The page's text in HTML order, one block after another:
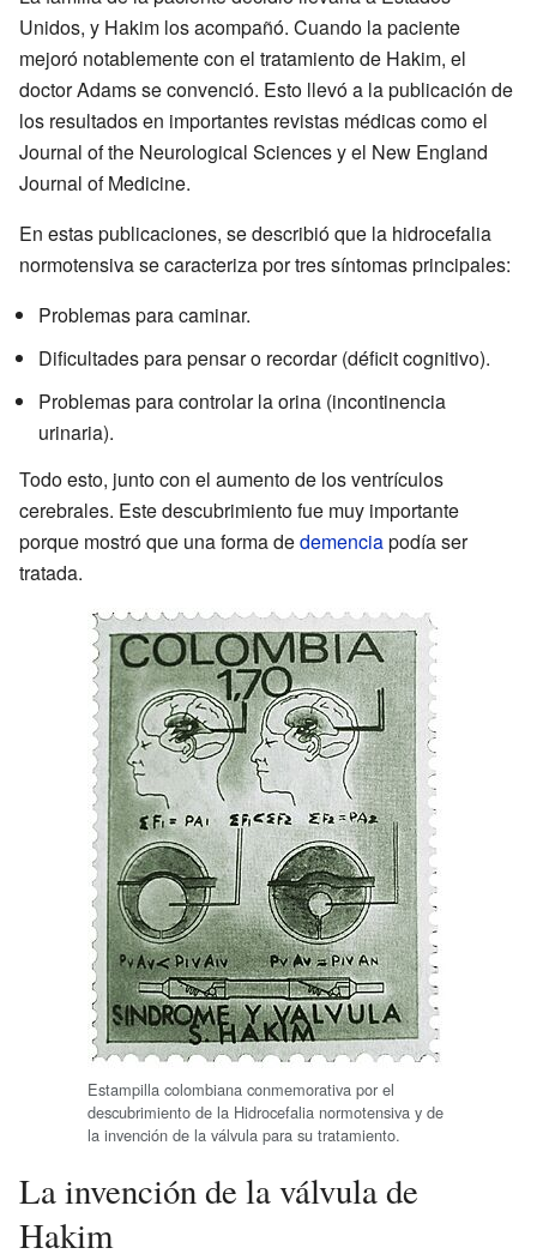
Unidos, y Hakim los acompañó. Cuando la paciente
mejoró notablemente con el tratamiento de Hakim, el
doctor Adams se convenció. Esto llevó a la publicación de
los resultados en importantes revistas médicas como el
Journal of the Neurological Sciences y el New England
Journal of Medicine.
En estas publicaciones, se describió que la hidrocefalia
normotensiva se caracteriza por tres síntomas principales:
Problemas para caminar.
Dificultades para pensar o recordar (déficit cognitivo).
Problemas para controlar la orina (incontinencia
urinaria).
Todo esto, junto con el aumento de los ventrículos
cerebrales. Este descubrimiento fue muy importante
porque mostró que una forma dedemenciapodía ser
tratada.
Estampilla colombiana conmemorativa por el
descubrimiento de la Hidrocefalia normotensiva y de
la invención de la válvula para su tratamiento.
La invención de la válvula de
Hakim